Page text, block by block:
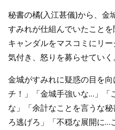
秘書の橘(入江甚儀)から、金
すみれが仕組んでいたこと
キャンダルをマスコミにリ
気付き、怒りを募らせていく。
金城がすみれに疑惑の目を
チ！」「金城手強いな…」「
な」「余計なことを言うな
ろ逃げろ」「不穏な展開に…